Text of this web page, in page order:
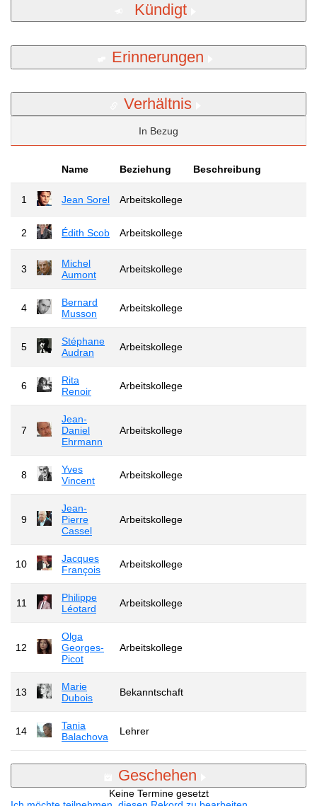
Kündigt
Erinnerungen
Verhältnis
In Bezug
Name Beziehung Beschreibung
1 Jean Sorel Arbeitskollege
2 Édith Scob Arbeitskollege
3
Michel
Aumont
Arbeitskollege
4
Bernard
Musson
Arbeitskollege
5
Stéphane
Audran
Arbeitskollege
6
Rita
Renoir
Arbeitskollege
7
Jean-
Daniel
Ehrmann
Arbeitskollege
8
Yves
Vincent
Arbeitskollege
9
Jean-
Pierre
Cassel
Arbeitskollege
10
Jacques
François
Arbeitskollege
11
Philippe
Léotard
Arbeitskollege
12
Olga
Georges-
Picot
Arbeitskollege
13
Marie
Dubois
Bekanntschaft
14
Tania
Balachova
Lehrer
Geschehen
Keine Termine gesetzt